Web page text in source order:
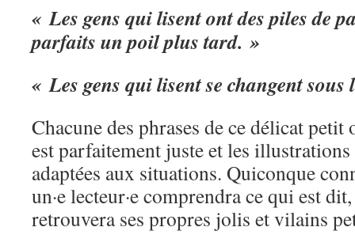
« Les gens qui lisent ont des piles de
parfaits un poil plus tard. »
« Les gens qui lisent se changent sous
Chacune des phrases de ce délicat
est parfaitement juste et les
adaptées aux situations. Quiconque
un·e lecteur·e comprendra ce qui est
retrouvera ses propres jolis et vilains